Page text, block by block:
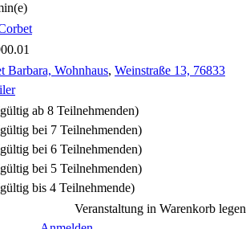
Barbara, Wohnhaus, Weinstraße 13, 76833
ab 8 Teilnehmenden)
bei 7 Teilnehmenden)
bei 6 Teilnehmenden)
bei 5 Teilnehmenden)
bis 4 Teilnehmende)
Veranstaltung in Warenkorb legen